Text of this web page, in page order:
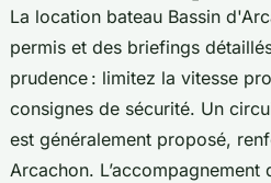
La location bateau Bassin
permis et des briefings
prudence : limitez la vitesse
consignes de sécurité. Un
est généralement proposé,
Arcachon. L’accompagnement